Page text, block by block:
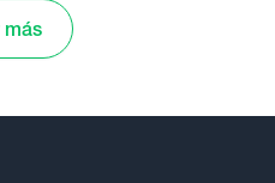
más